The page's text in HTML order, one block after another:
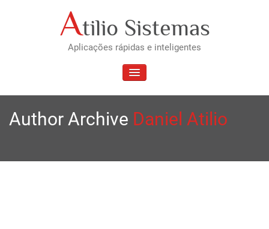
Atilio Sistemas
Aplicações rápidas e inteligentes
TOGGLE NAVIGATION
Author Archive Daniel Atilio